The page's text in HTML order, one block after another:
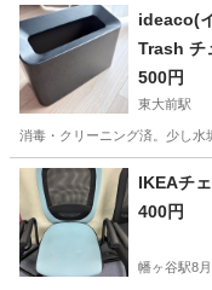
ideaco(
Trash チ
268BK
500円
東大前駅
消毒・クリーニング済。少し水
東京 文京区 東大前駅
IKEAチ
400円
幡ヶ谷駅8